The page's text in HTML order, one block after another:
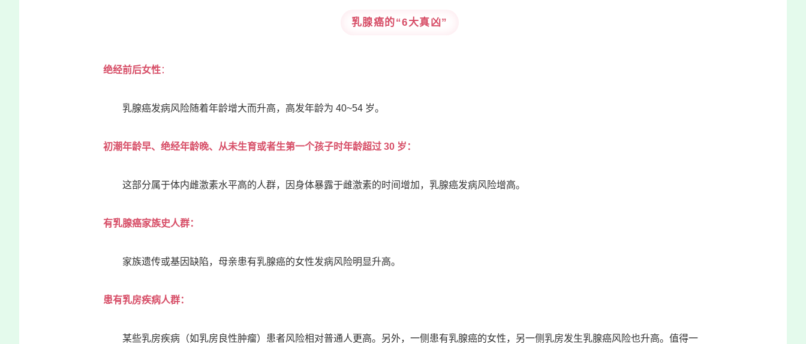
乳腺癌的“6大真凶”
绝经前后女性：
乳腺癌发病风险随着年龄增大而升高，高发年龄为 40~54 岁。
初潮年龄早、绝经年龄晚、从未生育或者生第一个孩子时年龄超过 30 岁：
这部分属于体内雌激素水平高的人群，因身体暴露于雌激素的时间增加，乳腺癌发病风险增高。
有乳腺癌家族史人群：
家族遗传或基因缺陷，母亲患有乳腺癌的女性发病风险明显升高。
患有乳房疾病人群：
某些乳房疾病（如乳房良性肿瘤）患者风险相对普通人更高。另外，一侧患有乳腺癌的女性，另一侧乳房发生乳腺癌风险也升高。值得一